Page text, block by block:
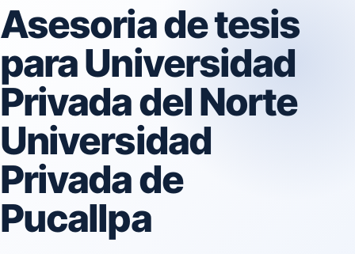
Asesoria de tesis
para Universidad
Privada del Norte
Universidad
Privada de
Pucallpa